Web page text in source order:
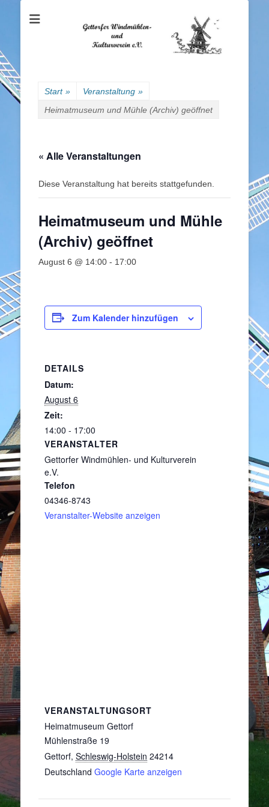
Gettorfer
Windmühlen- und
Kulturverein e.V.
Start » Veranstaltung »
Heimatmuseum und Mühle (Archiv) geöffnet
« Alle Veranstaltungen
Diese Veranstaltung hat bereits stattgefunden.
Heimatmuseum und Mühle
(Archiv) geöffnet
August 6 @ 14:00 - 17:00
Zum Kalender hinzufügen
DETAILS
Datum:
August 6
Zeit:
14:00 - 17:00
VERANSTALTER
Gettorfer Windmühlen- und Kulturverein
e.V.
Telefon
04346-8743
Veranstalter-Website anzeigen
VERANSTALTUNGSORT
Heimatmuseum Gettorf
Mühlenstraße 19
Gettorf, Schleswig-Holstein 24214
Deutschland Google Karte anzeigen